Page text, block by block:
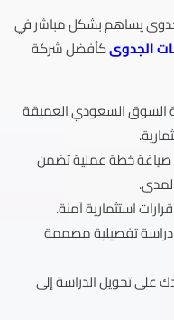
يساهم بشكل مباشر في
الجدوىكأفضل شركة
السوق السعودي العميقة
خطة عملية تضمن
استثمارية آمنة.
تفصيلية مصممة
على تحويل الدراسة إلى